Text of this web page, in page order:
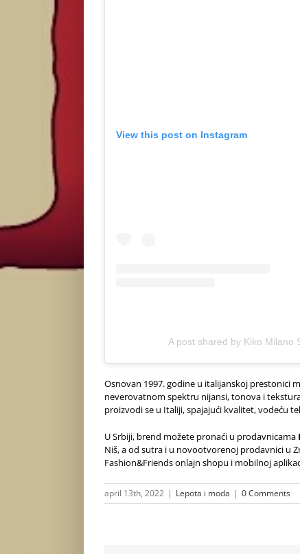
View this post on Instagram
A post shared by Kiko Milano
Osnovan 1997. godine u italijanskoj prestonici
neverovatnom spektru nijansi, tonova i
proizvodi se u Italiji, spajajući kvalitet, vodeću
U Srbiji, brend možete pronaći u prodavnicama
Niš, a od sutra i u novootvorenoj prodavnici u
Fashion&Friends onlajn shopu i mobilnoj
april 13th, 2022 | Lepota i moda | 0 Comments